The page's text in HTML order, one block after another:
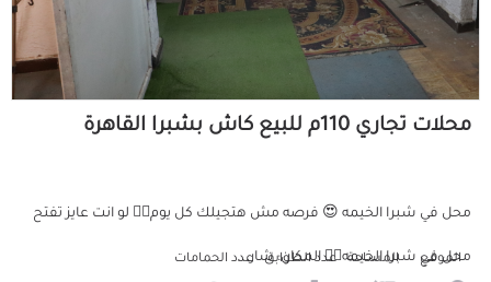
محلات تجاري 110م للبيع كاش بشبرا القاهرة
محل في شبرا الخيمه 😍 فرصه مش هتجيلك كل يوم👌🏻 لو انت عايز تفتح
محل في شبرا الخيمه👌🏻 المكان: شار...
الموقع المساحة عدد الطوابق عدد الحمامات